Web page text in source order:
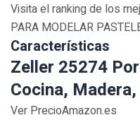
Visita el ranking de los
PARA MODELAR
Características
Zeller 25274
Cocina,
Ver PrecioAmazon.es